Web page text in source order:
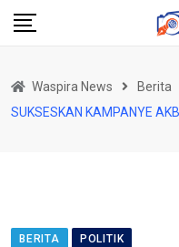
Skip
Waspira News Berita
SUKSESKAN KAMPANYE
BERITA POLITIK